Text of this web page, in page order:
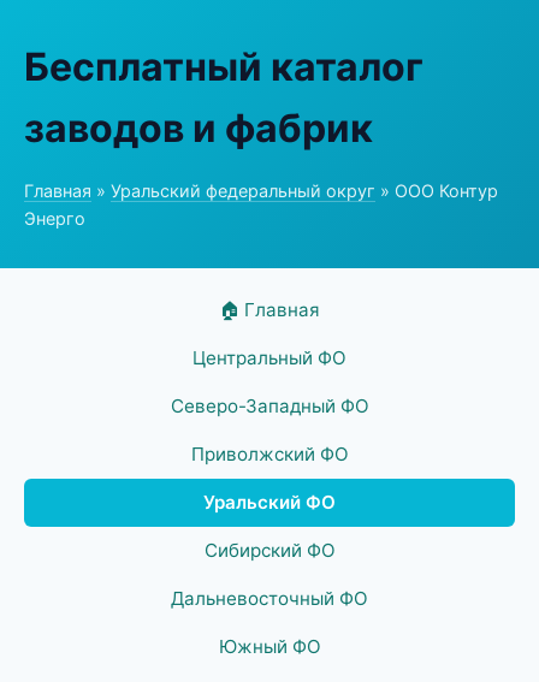
Бесплатный каталог
заводов и фабрик
Главная » Уральский федеральный округ » ООО Контур
Энерго
🏠 Главная
Центральный ФО
Северо-Западный ФО
Приволжский ФО
Уральский ФО
Сибирский ФО
Дальневосточный ФО
Южный ФО